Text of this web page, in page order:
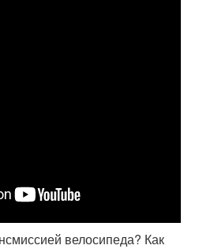
велосипеда? Как